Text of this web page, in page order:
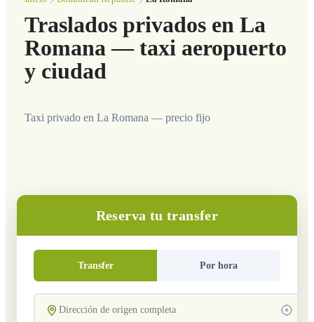
Traslados privados en La
Romana — taxi aeropuerto
y ciudad
Taxi privado en La Romana — precio fijo
Reserva tu transfer
Transfer Por hora